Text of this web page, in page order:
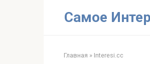
Самое
Главная » Interesi.cc